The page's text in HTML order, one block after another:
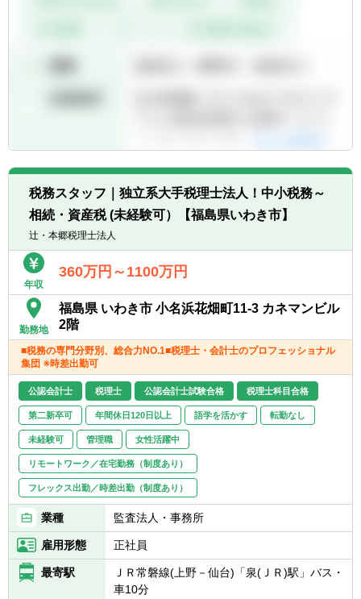
税務スタッフ｜独立系大手税理士法人！中小税務～
相続・資産税 (未経験可）【福島県いわき市】
辻・本郷税理士法人
年収
360万円～1100万円
勤務地
福島県 いわき市 小名浜花畑町11-3 カネマンビル
2階
■税務の専門分野別、総合力NO.1■税理士・会計士のプロフェッショナル
集団 ※時差出勤可
公認会計士 税理士 公認会計士試験合格 税理士科目合格
第二新卒可 年間休日120日以上 語学を活かす 転勤なし
未経験可 管理職 女性活躍中
リモートワーク／在宅勤務（制度あり）
フレックス出勤／時差出勤（制度あり）
業種 監査法人・事務所
雇用形態 正社員
最寄駅
ＪＲ常磐線(上野－仙台)「泉(ＪＲ)駅」バス・
車10分